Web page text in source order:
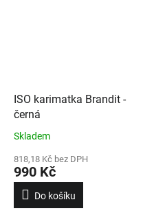
ISO karimatka Brandit -
černá
Skladem
818,18 Kč bez DPH
990 Kč
Do košíku